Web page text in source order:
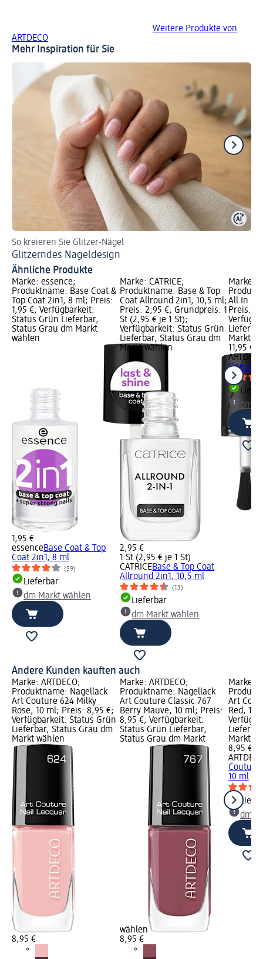
Weitere Produkte von
ARTDECO
Mehr Inspiration für Sie
So kreieren Sie Glitzer-Nägel
Glitzerndes Nageldesign
Ähnliche Produkte
Marke: essence;
Produktname: Base Coat &
Top Coat 2in1, 8 ml; Preis:
1,95 €; Verfügbarkeit:
Status Grün Lieferbar,
Status Grau dm Markt
wählen
1,95 €
essenceBase Coat & Top
Coat 2in1, 8 ml
(59)
Lieferbar
dm Markt wählen
Marke: CATRICE;
Produktname: Base & Top
Coat Allround 2in1, 10,5 ml;
Preis: 2,95 €; Grundpreis: 1
St (2,95 € je 1 St);
Verfügbarkeit: Status Grün
Lieferbar, Status Grau dm
Markt wählen
2,95 €
1 St (2,95 € je 1 St)
CATRICEBase & Top Coat
Allround 2in1, 10,5 ml
(13)
Lieferbar
dm Markt wählen
Marke:
All In
Preis:
Markt
11,95 €
One
dm
Andere Kunden kauften auch
Marke: ARTDECO;
Produktname: Nagellack
Art Couture 624 Milky
Rose, 10 ml; Preis: 8,95 €;
Verfügbarkeit: Status Grün
Lieferbar, Status Grau dm
Markt wählen
8,95 €
Marke: ARTDECO;
Produktname: Nagellack
Art Couture Classic 767
Berry Mauve, 10 ml; Preis:
8,95 €; Verfügbarkeit:
Status Grün Lieferbar,
Status Grau dm Markt
wählen
8,95 €
Marke:
Art
Red, 10
Markt
8,95 €
Couture
10 ml
dm